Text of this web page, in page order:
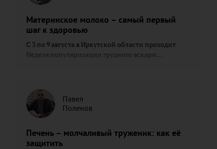
Материнское молоко – самый первый
шаг к здоровью
С 3 по 9 августа в Иркутской области проходит
Неделя популяризации грудного вскарм...
Павел
Поленов
Печень – молчаливый труженик: как её
защитить